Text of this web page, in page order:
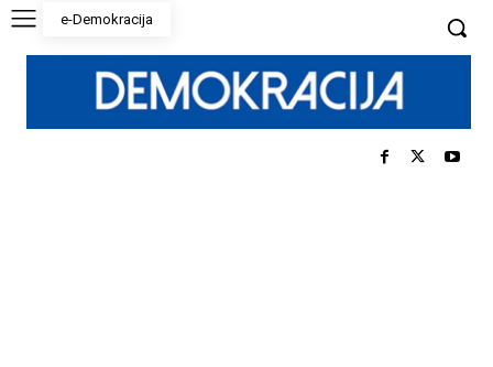
e-Demokracija